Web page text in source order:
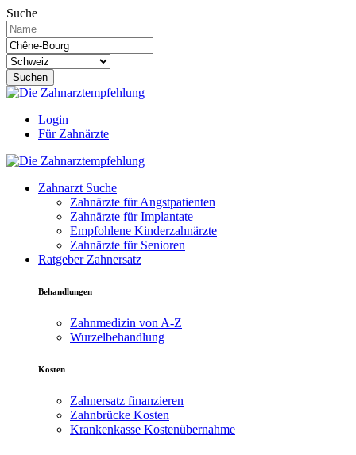
Suche
Suchen
Login
Für Zahnärzte
Zahnarzt Suche
Zahnärzte für Angstpatienten
Zahnärzte für Implantate
Empfohlene Kinderzahnärzte
Zahnärzte für Senioren
Ratgeber Zahnersatz
Behandlungen
Zahnmedizin von A-Z
Wurzelbehandlung
Kosten
Zahnersatz finanzieren
Zahnbrücke Kosten
Krankenkasse Kostenübernahme